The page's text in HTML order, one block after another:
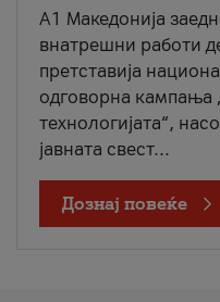
A1 Македонија
внатрешни работи
претставија
одговорна кампања
технологијата“,
јавната свест...
Дознај повеќе